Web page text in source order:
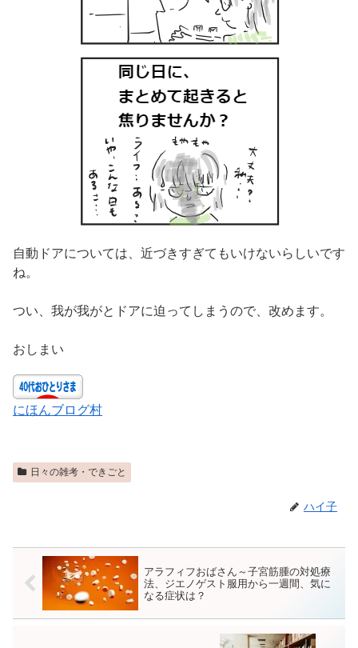
自動ドアについては、近づきすぎてもいけないらしいです
ね。
つい、我が我がとドアに迫ってしまうので、改めます。
おしまい
にほんブログ村
日々の雑考・できごと
ハイ子
アラフィフおばさん～子宮筋腫の対処療
法、ジエノゲスト服用から一週間、気に
なる症状は？